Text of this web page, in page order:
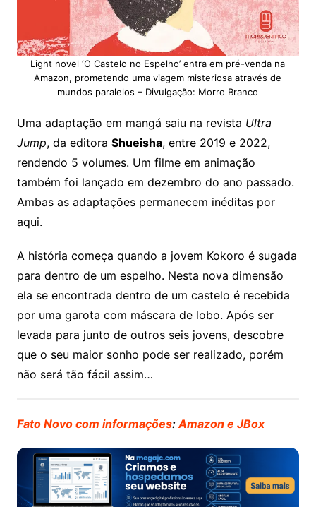
Light novel ‘O Castelo no Espelho’ entra em pré-venda na
Amazon, prometendo uma viagem misteriosa através de
mundos paralelos – Divulgação: Morro Branco
Uma adaptação em mangá saiu na revista Ultra
Jump, da editora Shueisha, entre 2019 e 2022,
rendendo 5 volumes. Um filme em animação
também foi lançado em dezembro do ano passado.
Ambas as adaptações permanecem inéditas por
aqui.
A história começa quando a jovem Kokoro é sugada
para dentro de um espelho. Nesta nova dimensão
ela se encontrada dentro de um castelo é recebida
por uma garota com máscara de lobo. Após ser
levada para junto de outros seis jovens, descobre
que o seu maior sonho pode ser realizado, porém
não será tão fácil assim…
Fato Novo com informações:Amazon e JBox